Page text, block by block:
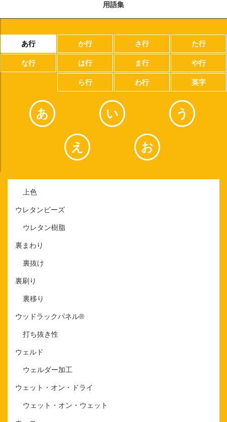
用語集
あ行 か行 さ行 た行
な行 は行 ま行 や行
ら行 わ行 英字
あ い う
え お
上色
ウレタンビーズ
ウレタン樹脂
裏まわり
裏抜け
裏刷り
裏移り
ウッドラックパネル®
打ち抜き性
ウェルド
ウェルダー加工
ウェット・オン・ドライ
ウェット・オン・ウェット